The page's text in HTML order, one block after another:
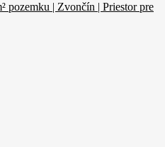
pozemku | Zvončín | Priestor pre